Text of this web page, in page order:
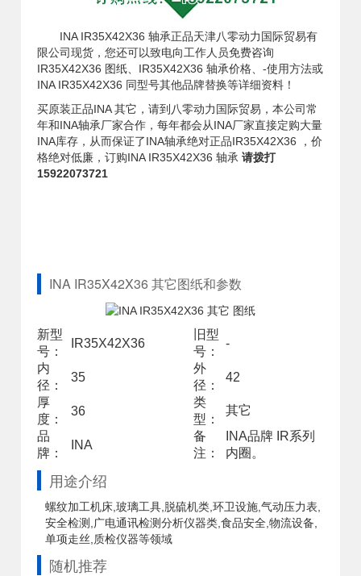
INA IR35X42X36 轴承正品天津八零动力国际贸易有
限公司现货，您还可以致电向工作人员免费咨询
IR35X42X36 图纸、IR35X42X36 轴承价格、-使用方法或
INA IR35X42X36 同型号其他品牌替换等详细资料！
买原装正品INA 其它，请到八零动力国际贸易，本公司常
年和INA轴承厂家合作，每年都会从INA厂家直接定购大量
INA库存，从而保证了INA轴承绝对正品IR35X42X36 ，价
格绝对低廉，订购INA IR35X42X36 轴承请拨打
15922073721
INA IR35X42X36 其它图纸和参数
新型
号：
IR35X42X36
旧型
号：
-
内
径：
35
外
径：
42
厚
度：
36
类
型：
其它
品
牌：
INA
备
注：
INA品牌 IR系列
内圈。
用途介绍
螺纹加工机床,玻璃工具,脱硫机类,环卫设施,气动压力表,
安全检测,广电通讯检测分析仪器类,食品安全,物流设备,
单项走丝,质检仪器等领域
随机推荐